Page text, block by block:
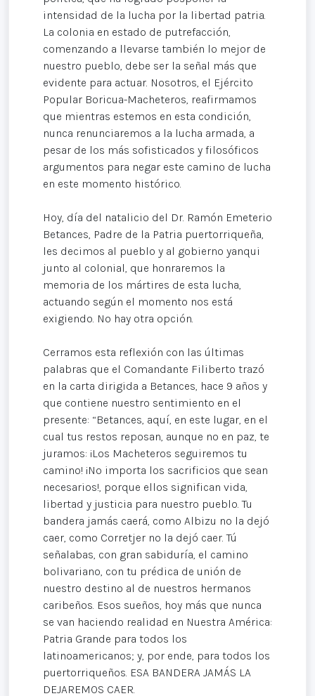
intensidad de la lucha por la libertad patria.
La colonia en estado de putrefacción,
comenzando a llevarse también lo mejor de
nuestro pueblo, debe ser la señal más que
evidente para actuar. Nosotros, el Ejército
Popular Boricua-Macheteros, reafirmamos
que mientras estemos en esta condición,
nunca renunciaremos a la lucha armada, a
pesar de los más sofisticados y filosóficos
argumentos para negar este camino de lucha
en este momento histórico.
Hoy, día del natalicio del Dr. Ramón Emeterio
Betances, Padre de la Patria puertorriqueña,
les decimos al pueblo y al gobierno yanqui
junto al colonial, que honraremos la
memoria de los mártires de esta lucha,
actuando según el momento nos está
exigiendo. No hay otra opción.
Cerramos esta reflexión con las últimas
palabras que el Comandante Filiberto trazó
en la carta dirigida a Betances, hace 9 años y
que contiene nuestro sentimiento en el
presente: “Betances, aquí, en este lugar, en el
cual tus restos reposan, aunque no en paz, te
juramos: ¡Los Macheteros seguiremos tu
camino! ¡No importa los sacrificios que sean
necesarios!, porque ellos significan vida,
libertad y justicia para nuestro pueblo. Tu
bandera jamás caerá, como Albizu no la dejó
caer, como Corretjer no la dejó caer. Tú
señalabas, con gran sabiduría, el camino
bolivariano, con tu prédica de unión de
nuestro destino al de nuestros hermanos
caribeños. Esos sueños, hoy más que nunca
se van haciendo realidad en Nuestra América:
Patria Grande para todos los
latinoamericanos; y, por ende, para todos los
puertorriqueños. ESA BANDERA JAMÁS LA
DEJAREMOS CAER.